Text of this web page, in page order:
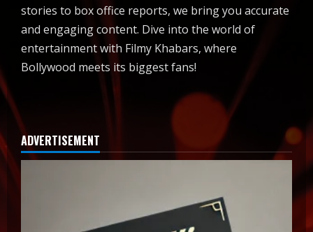
stories to box office reports, we bring you accurate
and engaging content. Dive into the world of
entertainment with Filmy Khabars, where
Bollywood meets its biggest fans!
ADVERTISEMENT